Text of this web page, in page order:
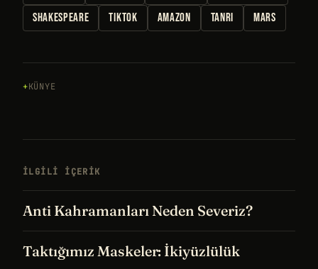
SHAKESPEARE
TIKTOK AMAZON TANRI MARS
KÜNYE
İLGILI IÇERIK
Anti Kahramanları Neden Severiz?
Taktığımız Maskeler: İkiyüzlülük